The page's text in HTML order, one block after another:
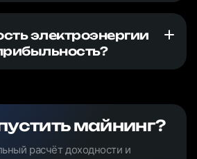
электроэнергии
майнинг?
расчёт доходности и